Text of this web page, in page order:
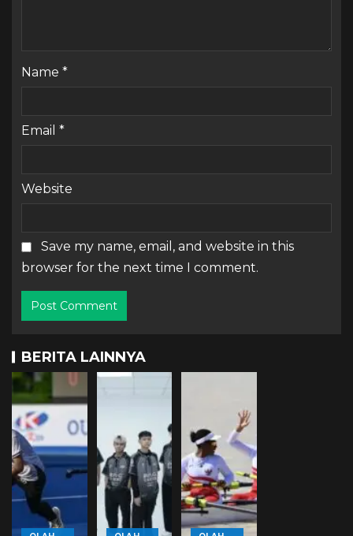
Name *
Email *
Website
Save my name, email, and website in this
browser for the next time I comment.
BERITA LAINNYA